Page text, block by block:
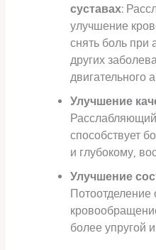
суставах:
улучшение
снять боль при
других
двигательного
Улучшение
способствует
и глубокому,
Улучшение
более упругой